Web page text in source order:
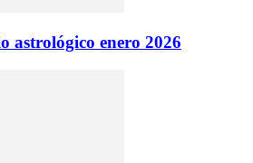
astrológico enero 2026